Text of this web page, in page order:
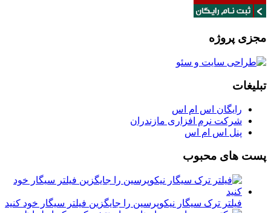
مجزی پروژه
تبلیغات
رایگان اس ام اس
شرکت نرم افزاری مازندران
پنل اس ام اس
پست های محبوب
فیلتر ترک سیگار نیکوپرسین را جایگزین فیلتر سیگار خود کنید